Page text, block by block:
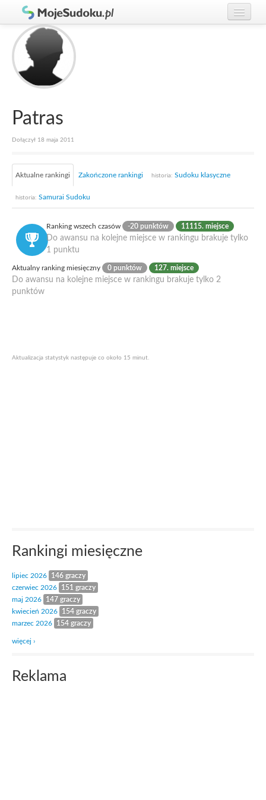
Graj w Sudoku!
Zasady Sudoku
Rankingi
Gracze
Patras
Dołączył 18 maja 2011
Aktualne rankingi Zakończone rankingi historia: Sudoku klasyczne
historia: Samurai Sudoku
Ranking wszech czasów -20 punktów 11115. miejsce
Do awansu na kolejne miejsce w rankingu brakuje tylko
1 punktu
Aktualny ranking miesięczny 0 punktów 127. miejsce
Do awansu na kolejne miejsce w rankingu brakuje tylko 2
punktów
Aktualizacja statystyk następuje co około 15 minut.
Rankingi miesięczne
lipiec 2026
146 graczy
czerwiec 2026
151 graczy
maj 2026
147 graczy
kwiecień 2026
154 graczy
marzec 2026
154 graczy
więcej ›
Reklama